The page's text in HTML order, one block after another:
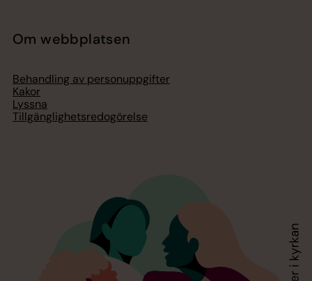
Om webbplatsen
Behandling av personuppgifter
Kakor
Lyssna
Tillgänglighetsredogörelse